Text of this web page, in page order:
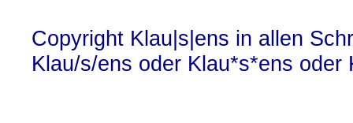
Copyright Klau|s|ens in allen
Klau/s/ens oder Klau*s*ens oder